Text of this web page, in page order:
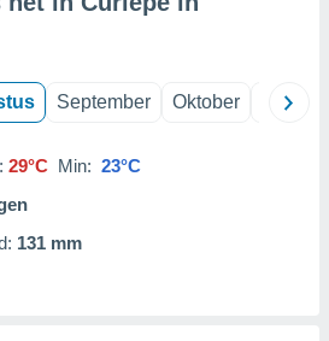
September Oktober
29°C Min: 23°C
131 mm